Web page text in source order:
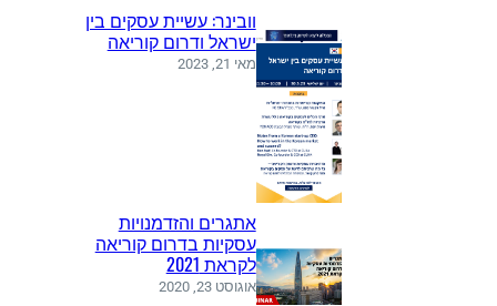
וובינר: עשיית עסקים בין
ישראל ודרום קוריאה
מאי 21, 2023
אתגרים והזדמנויות
עסקיות בדרום קוריאה
לקראת 2021
אוגוסט 23, 2020